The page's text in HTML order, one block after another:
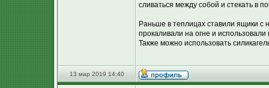
сливаться между собой и стекать в
Раньше в теплицах ставили ящики
прокаливали на огне и
Также можно использовать
13 мар 2019 14:40